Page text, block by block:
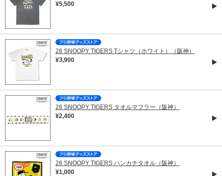
¥5,500
26 SNOOPY TIGERS Tシャツ（ホワイト）（阪神）
¥3,900
26 SNOOPY TIGERS タオルマフラー（阪神）
¥2,400
26 SNOOPY TIGERS ハンカチタオル（阪神）
¥1,000